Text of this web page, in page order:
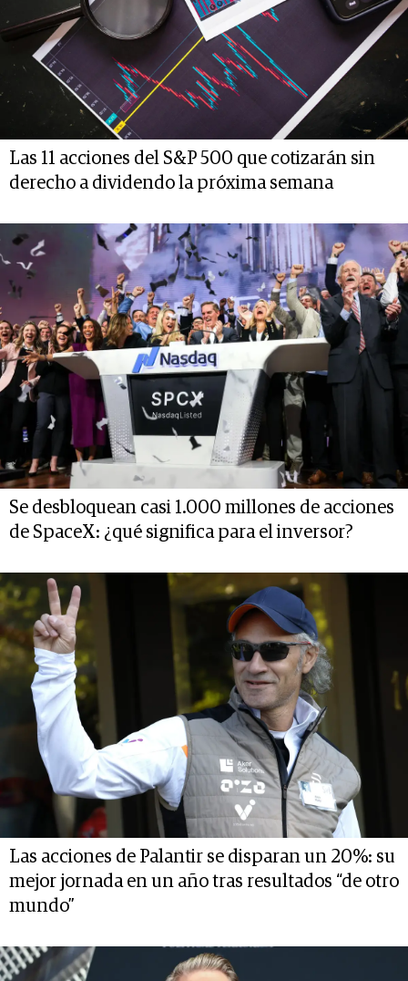
Las 11 acciones del S&P 500 que cotizarán sin
derecho a dividendo la próxima semana
Se desbloquean casi 1.000 millones de acciones
de SpaceX: ¿qué significa para el inversor?
Las acciones de Palantir se disparan un 20%: su
mejor jornada en un año tras resultados “de otro
mundo”